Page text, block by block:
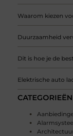
Waarom kiezen
Duurzaamheid
Dit is hoe je de
Elektrische auto
CATEGORIEËN